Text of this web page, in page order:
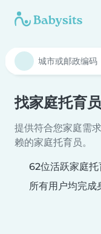
找家庭托育员
提供符合您家庭需
赖的家庭托育员。
62位活跃家庭托
所有用户均完成